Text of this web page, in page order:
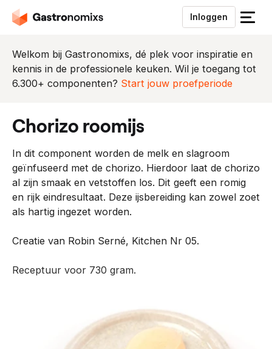
Inloggen
S
u
i
n
u
Welkom bij Gastronomixs, dé plek voor inspiratie en
kennis in de professionele keuken. Wil je toegang tot
6.300+ componenten? Start jouw proefperiode
chorizo roomijs
In dit component worden de melk en slagroom
geïnfuseerd met de chorizo. Hierdoor laat de chorizo
al zijn smaak en vetstoffen los. Dit geeft een romig
en rijk eindresultaat. Deze ijsbereiding kan zowel zoet
als hartig ingezet worden.
Creatie van Robin Serné, Kitchen Nr 05.
Receptuur voor 730 gram.